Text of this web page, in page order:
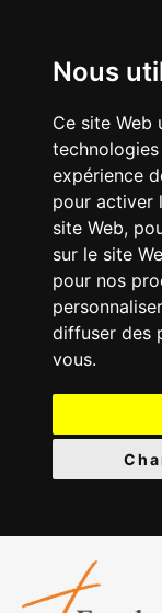
Nous
Ce site Web
expérience
pour activer
site Web,
sur le site
pour nos
diffuser des
vous.